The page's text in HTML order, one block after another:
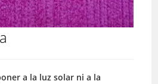
a la luz solar ni a la